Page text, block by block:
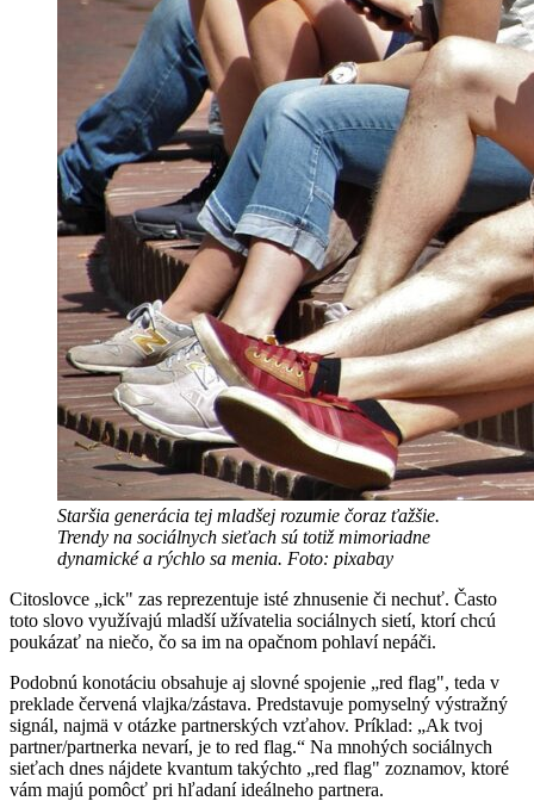
Staršia generácia tej mladšej rozumie čoraz ťažšie.
Trendy na sociálnych sieťach sú totiž mimoriadne
dynamické a rýchlo sa menia. Foto: pixabay
Citoslovce „ick" zas reprezentuje isté zhnusenie či nechuť. Často
toto slovo využívajú mladší užívatelia sociálnych sietí, ktorí chcú
poukázať na niečo, čo sa im na opačnom pohlaví nepáči.
Podobnú konotáciu obsahuje aj slovné spojenie „red flag", teda v
preklade červená vlajka/zástava. Predstavuje pomyselný výstražný
signál, najmä v otázke partnerských vzťahov. Príklad: „Ak tvoj
partner/partnerka nevarí, je to red flag.“ Na mnohých sociálnych
sieťach dnes nájdete kvantum takýchto „red flag" zoznamov, ktoré
vám majú pomôcť pri hľadaní ideálneho partnera.